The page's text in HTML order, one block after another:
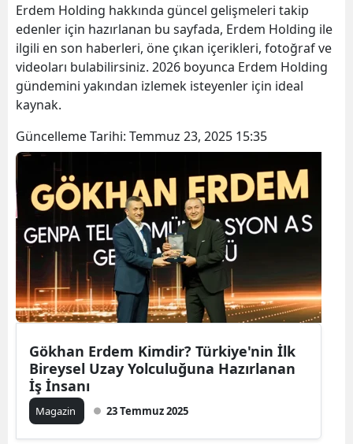
Erdem Holding hakkında güncel gelişmeleri takip
edenler için hazırlanan bu sayfada, Erdem Holding ile
ilgili en son haberleri, öne çıkan içerikleri, fotoğraf ve
videoları bulabilirsiniz. 2026 boyunca Erdem Holding
gündemini yakından izlemek isteyenler için ideal
kaynak.
Güncelleme Tarihi: Temmuz 23, 2025 15:35
Gökhan Erdem Kimdir? Türkiye'nin İlk
Bireysel Uzay Yolculuğuna Hazırlanan
İş İnsanı
Magazin 23 Temmuz 2025